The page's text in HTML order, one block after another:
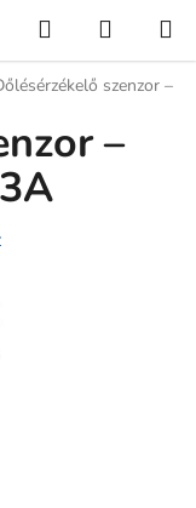
KeresésKOSÁR
szenzor –
–